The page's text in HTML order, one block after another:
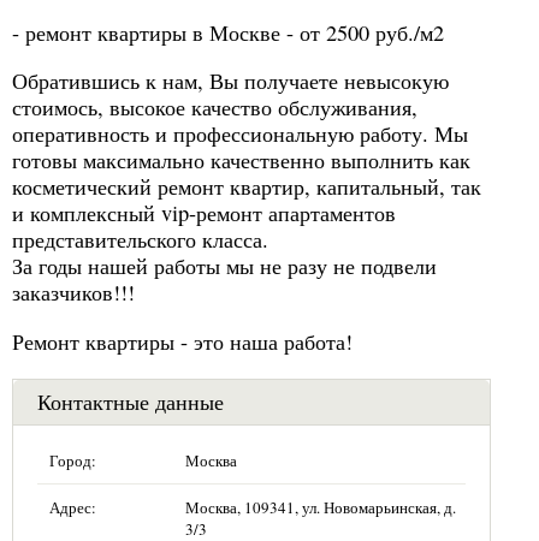
- ремонт квартиры в Москве - от 2500 руб./м2
Обратившись к нам, Вы получаете невысокую
стоимось, высокое качество обслуживания,
оперативность и профессиональную работу. Мы
готовы максимально качественно выполнить как
косметический ремонт квартир, капитальный, так
и комплексный vip-ремонт апартаментов
представительского класса.
За годы нашей работы мы не разу не подвели
заказчиков!!!
Ремонт квартиры - это наша работа!
Контактные данные
Город: Москва
Адрес:
Москва, 109341, ул. Новомарьинская, д.
3/3